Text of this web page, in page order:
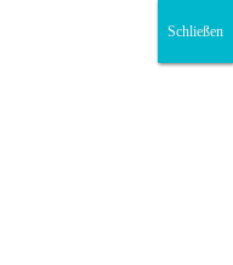
Schließen
Schließen
Schließen